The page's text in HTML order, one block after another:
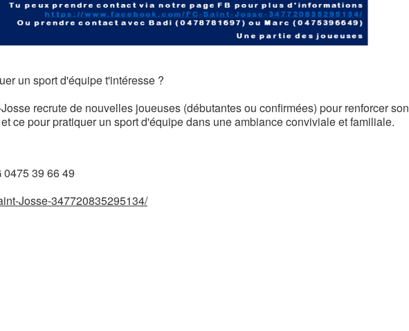
un sport d'équipe t'intéresse ?
recrute de nouvelles joueuses (débutantes ou confirmées) pour renforcer son
ce pour pratiquer un sport d'équipe dans une ambiance conviviale et familiale.
0475 39 66 49
Josse-347720835295134/